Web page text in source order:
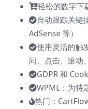
轻松的数字下
自动跟踪关键
AdSense 等）
使用灵活的触
问、点击、滚动
GDPR 和
WPML：为特
热门：